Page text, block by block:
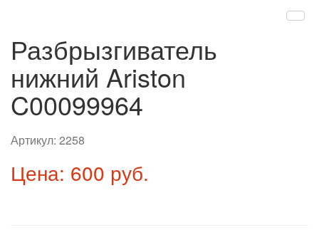
Разбрызгиватель
нижний Ariston
C00099964
Артикул: 2258
Цена: 600 руб.